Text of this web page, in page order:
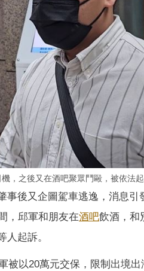
，之後又在酒吧聚眾鬥毆，被依法起
事後又企圖駕車逃逸，消息
，邱軍和朋友在酒吧飲酒，和
人起訴。
被以20萬元交保，限制出境